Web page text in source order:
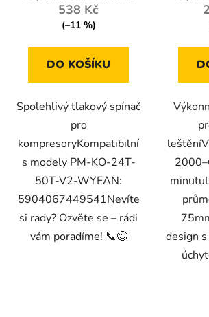
538 Kč
(–11 %)
DO KOŠÍKU
Spolehlivý tlakový spínač
pro
kompresoryKompatibilní
s modely PM-KO-24T-
50T-V2-WYEAN:
5904067449541Nevíte
si rady? Ozvěte se – rádi
vám poradíme! 📞😊
design